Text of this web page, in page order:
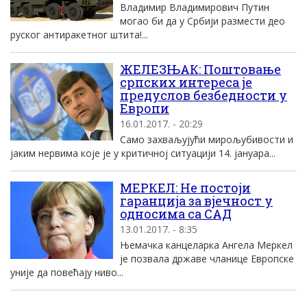
Владимир Владимирович Путин
могао би да у Србији размести део
руског антиракетног штита!...
ЖЕЛЕЗЊАК: Поштовање
српских интереса је
предуслов безбедности у
Европи
16.01.2017. - 20:29
Само захваљујући мирољубивости и
јаким нервима које је у критичној ситуацији 14. јануара...
МЕРКЕЛ: Не постоји
гаранција за вјечност у
односима са САД
13.01.2017. - 8:35
Њемачка канцеларка Ангела Меркел
је позвала државе чланице Европске
уније да повећају ниво...